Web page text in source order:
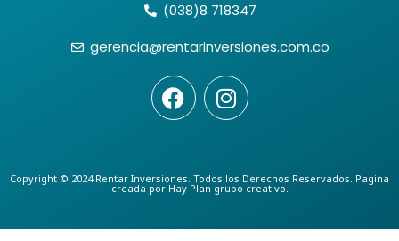
(038)8 718347
gerencia@rentarinversiones.com.co
F
a
c
b
o
I
n
s
a
g
Copyright © 2024 Rentar Inversiones. Todos los Derechos Reservados. Pagina
creada por Hay Plan grupo creativo.